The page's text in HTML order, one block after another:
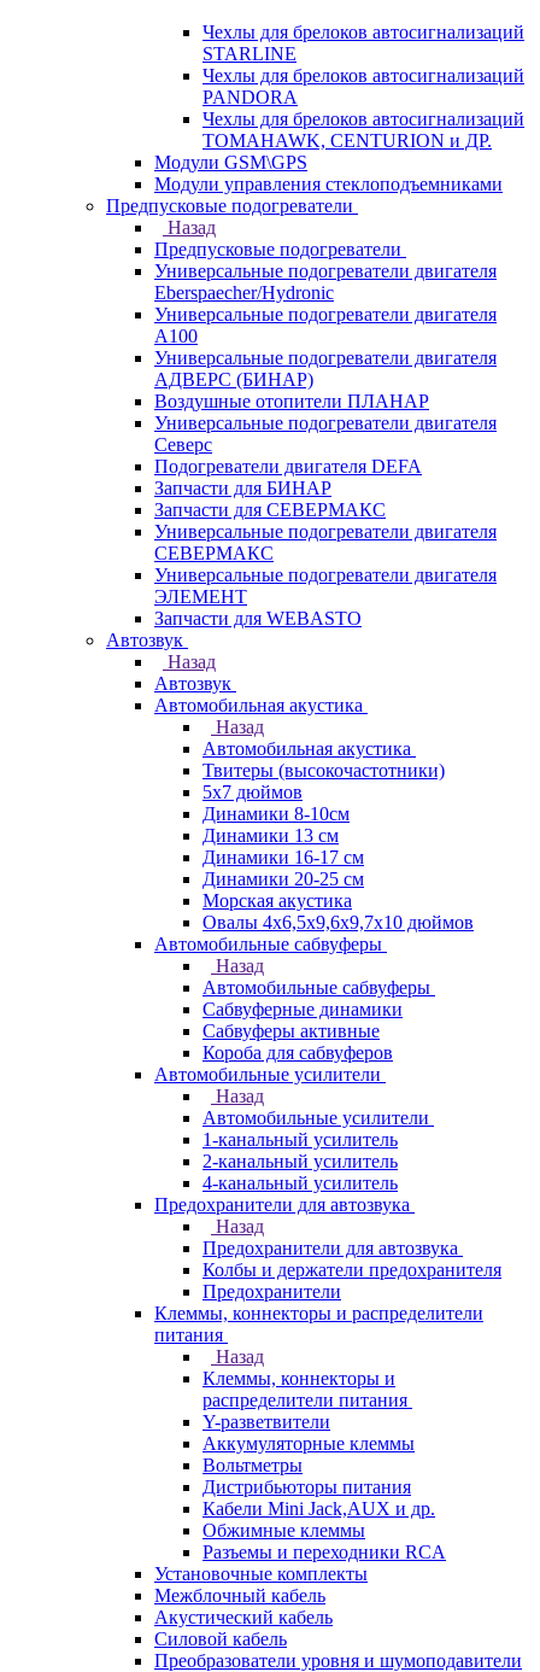
Чехлы для брелоков автосигнализаций
STARLINE
Чехлы для брелоков автосигнализаций
PANDORA
Чехлы для брелоков автосигнализаций
TOMAHAWK, CENTURION и ДР.
Модули GSM\GPS
Модули управления стеклоподъемниками
Предпусковые подогреватели
Назад
Предпусковые подогреватели
Универсальные подогреватели двигателя
Eberspaecher/Hydronic
Универсальные подогреватели двигателя
A100
Универсальные подогреватели двигателя
АДВЕРС (БИНАР)
Воздушные отопители ПЛАНАР
Универсальные подогреватели двигателя
Северс
Подогреватели двигателя DEFA
Запчасти для БИНАР
Запчасти для СЕВЕРМАКС
Универсальные подогреватели двигателя
СЕВЕРМАКС
Универсальные подогреватели двигателя
ЭЛЕМЕНТ
Запчасти для WEBASTO
Автозвук
Назад
Автозвук
Автомобильная акустика
Назад
Автомобильная акустика
Твитеры (высокочастотники)
5x7 дюймов
Динамики 8-10см
Динамики 13 см
Динамики 16-17 см
Динамики 20-25 см
Морская акустика
Овалы 4х6,5х9,6x9,7х10 дюймов
Автомобильные сабвуферы
Назад
Автомобильные сабвуферы
Сабвуферные динамики
Сабвуферы активные
Короба для сабвуферов
Автомобильные усилители
Назад
Автомобильные усилители
1-канальный усилитель
2-канальный усилитель
4-канальный усилитель
Предохранители для автозвука
Назад
Предохранители для автозвука
Колбы и держатели предохранителя
Предохранители
Клеммы, коннекторы и распределители
питания
Назад
Клеммы, коннекторы и
распределители питания
Y-разветвители
Аккумуляторные клеммы
Вольтметры
Дистрибьюторы питания
Кабели Mini Jack,AUX и др.
Обжимные клеммы
Разъемы и переходники RCA
Установочные комплекты
Межблочный кабель
Акустический кабель
Силовой кабель
Преобразователи уровня и шумоподавители